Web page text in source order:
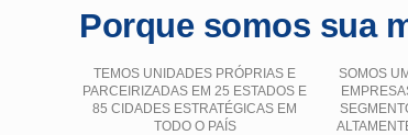
Porque somos sua
TEMOS UNIDADES PRÓPRIAS E
PARCEIRIZADAS EM 25 ESTADOS E
85 CIDADES ESTRATÉGICAS EM
TODO O PAÍS
SOMOS